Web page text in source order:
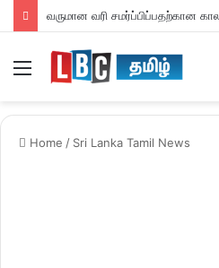
வருமான வரி சமர்ப்பிப்பதற்கான கால
Home / Sri Lanka Tamil News